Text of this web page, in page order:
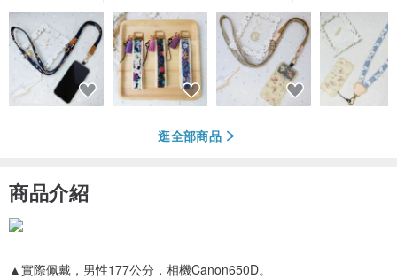
逛全部商品
商品介紹
▲實際佩戴，男性177公分，相機Canon650D。